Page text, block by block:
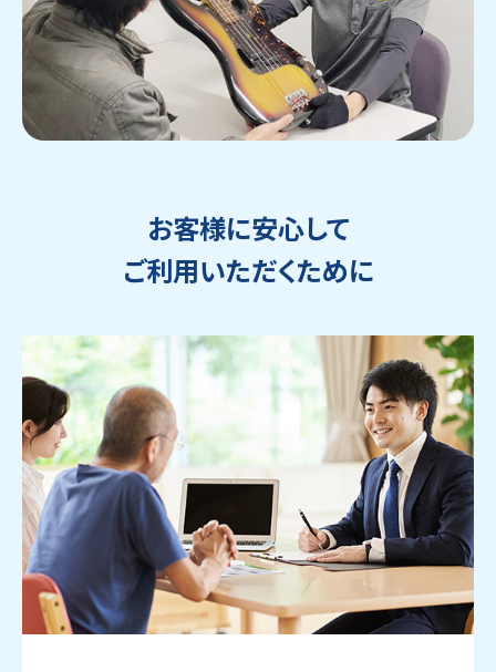
ウェブから1分
かんたん査定見積
フリーダイヤル
0120-1212-25
お客様に安心して
ご利用いただくために